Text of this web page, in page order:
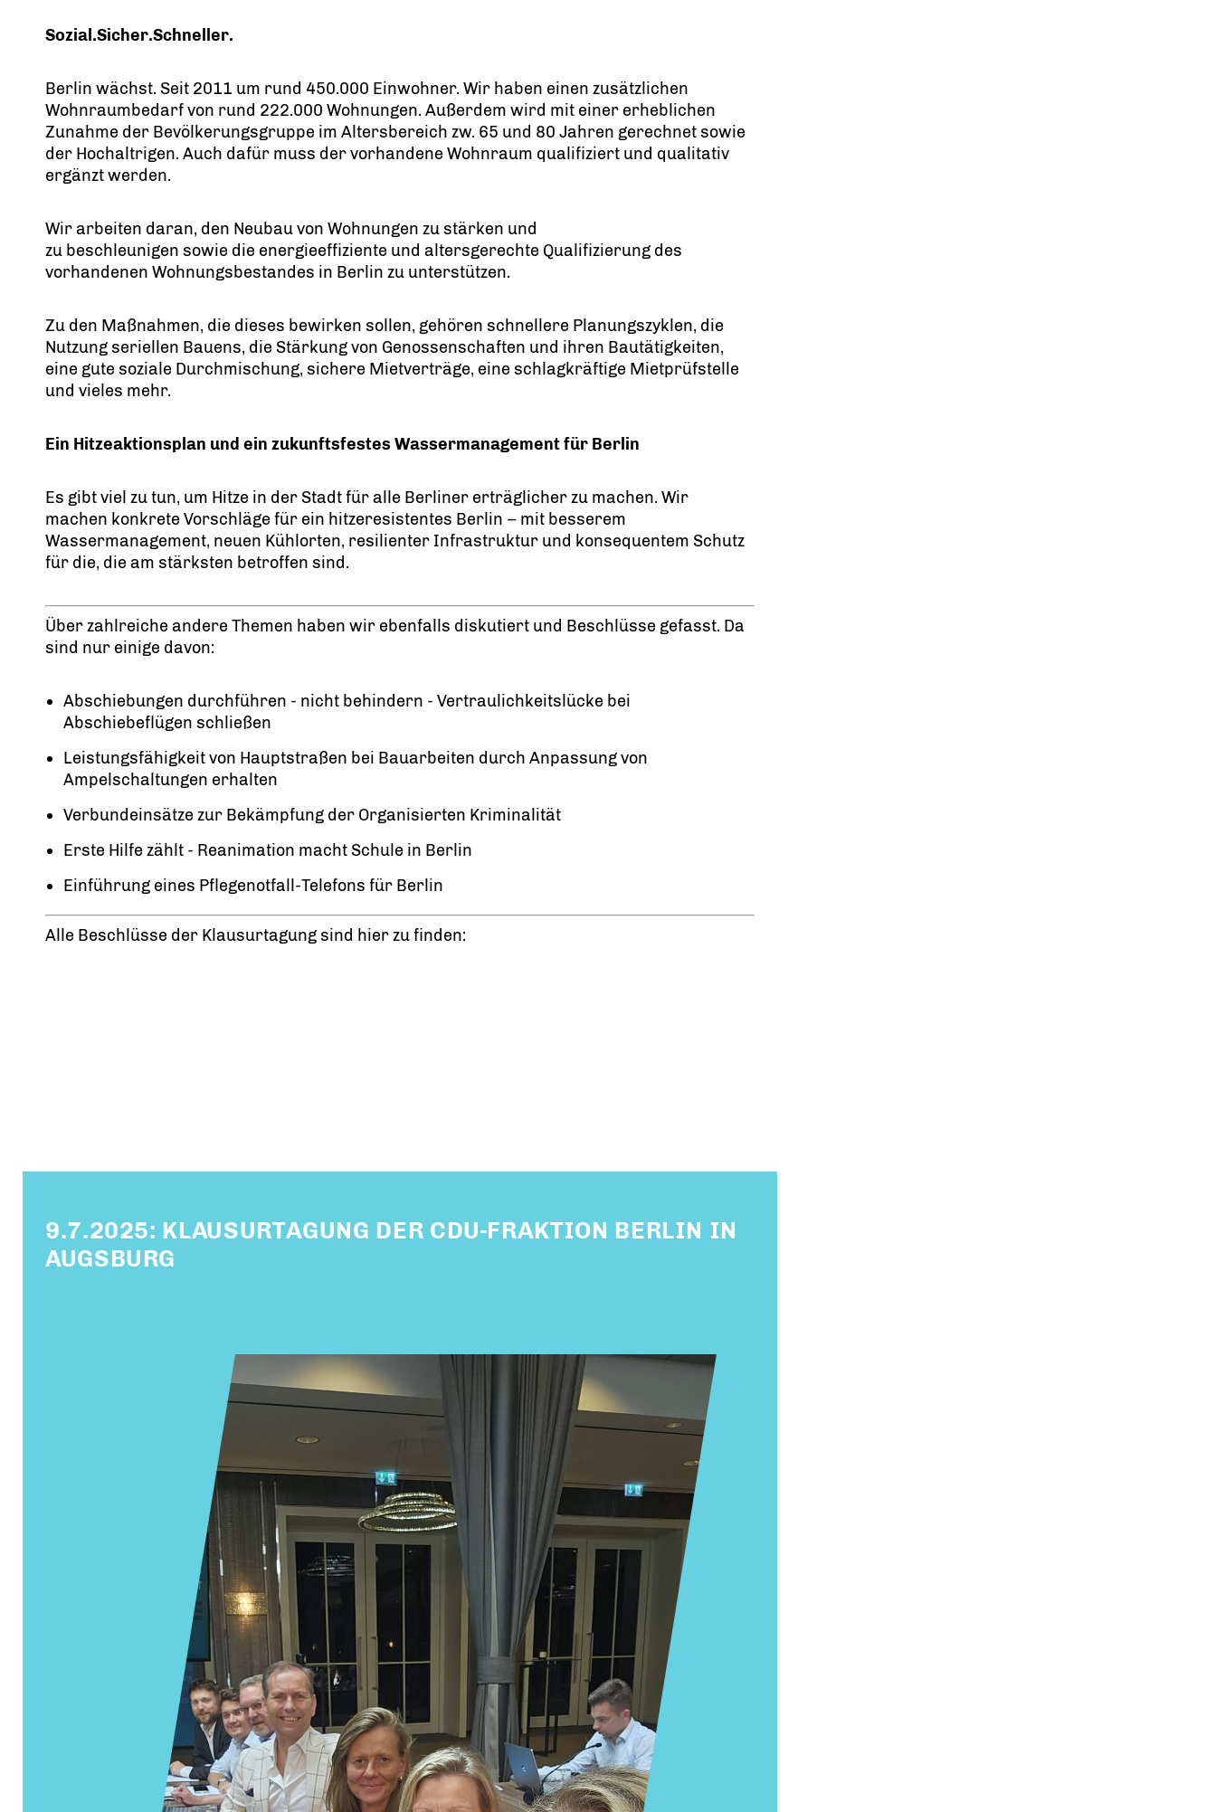
Sozial.Sicher.Schneller.
Berlin wächst. Seit 2011 um rund 450.000 Einwohner. Wir haben einen zusätzlichen
Wohnraumbedarf von rund 222.000 Wohnungen. Außerdem wird mit einer erheblichen
Zunahme der Bevölkerungsgruppe im Altersbereich zw. 65 und 80 Jahren gerechnet sowie
der Hochaltrigen. Auch dafür muss der vorhandene Wohnraum qualifiziert und qualitativ
ergänzt werden.
Wir arbeiten daran, den Neubau von Wohnungen zu stärken und
zu beschleunigen sowie die energieeffiziente und altersgerechte Qualifizierung des
vorhandenen Wohnungsbestandes in Berlin zu unterstützen.
Zu den Maßnahmen, die dieses bewirken sollen, gehören schnellere Planungszyklen, die
Nutzung seriellen Bauens, die Stärkung von Genossenschaften und ihren Bautätigkeiten,
eine gute soziale Durchmischung, sichere Mietverträge, eine schlagkräftige Mietprüfstelle
und vieles mehr.
Ein Hitzeaktionsplan und ein zukunftsfestes Wassermanagement für Berlin
Es gibt viel zu tun, um Hitze in der Stadt für alle Berliner erträglicher zu machen. Wir
machen konkrete Vorschläge für ein hitzeresistentes Berlin – mit besserem
Wassermanagement, neuen Kühlorten, resilienter Infrastruktur und konsequentem Schutz
für die, die am stärksten betroffen sind.
Über zahlreiche andere Themen haben wir ebenfalls diskutiert und Beschlüsse gefasst. Da
sind nur einige davon:
Abschiebungen durchführen - nicht behindern - Vertraulichkeitslücke bei
Abschiebeflügen schließen
Leistungsfähigkeit von Hauptstraßen bei Bauarbeiten durch Anpassung von
Ampelschaltungen erhalten
Verbundeinsätze zur Bekämpfung der Organisierten Kriminalität
Erste Hilfe zählt - Reanimation macht Schule in Berlin
Einführung eines Pflegenotfall-Telefons für Berlin
Alle Beschlüsse der Klausurtagung sind hier zu finden:
9.7.2025: KLAUSURTAGUNG DER CDU-FRAKTION BERLIN IN
AUGSBURG